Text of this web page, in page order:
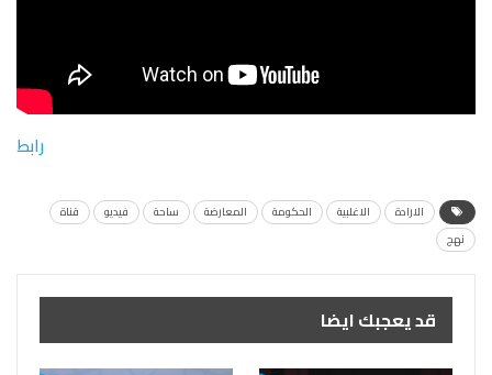
رابط
الارادة الاغلبية الحكومة المعارضة ساحة فيديو
قناة
نهج
قد يعجبك ايضا